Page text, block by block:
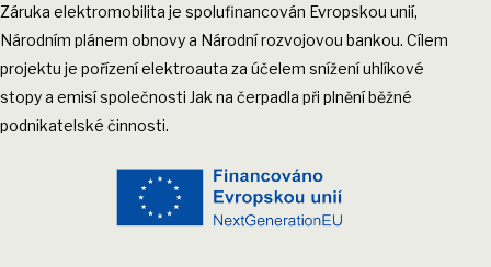
Záruka elektromobilita je spolufinancován Evropskou unií,
Národním plánem obnovy a Národní rozvojovou bankou. Cílem
projektu je pořízení elektroauta za účelem snížení uhlíkové
stopy a emisí společnosti Jak na čerpadla při plnění běžné
podnikatelské činnosti.